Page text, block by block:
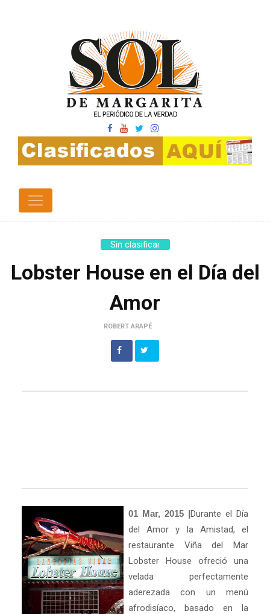
Sin clasificar
Lobster House en el Día del
Amor
ROBERT ARAPÉ
01 Mar, 2015 |Durante el Día
del Amor y la Amistad, el
restaurante Viña del Mar
Lobster House ofreció una
velada perfectamente
aderezada con un menú
afrodisíaco, basado en la